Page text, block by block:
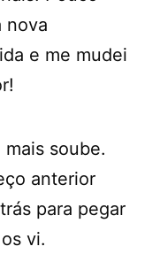
nova
e me mudei
soube.
anterior
para pegar
vi.